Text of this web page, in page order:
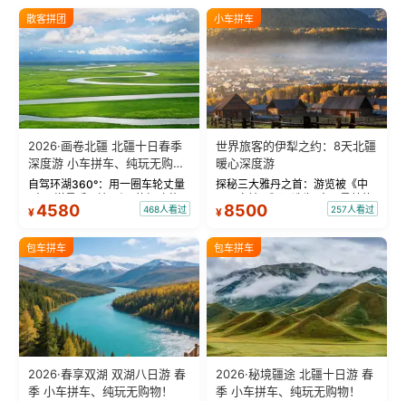
散客拼团
2026·画卷北疆 北疆十日春季
深度游 小车拼车、纯玩无购
物！
自驾环湖360°：用一圈车轮丈量
“大西洋最后一滴眼泪”的极致蔚
蓝。 赛湖旅拍：甄选多款风格服
绝美瞬间。 赛湖坦克300跟车视
频：专业摄影师...
¥4580 468人看过
小车拼车
世界旅客的伊犁之约：8天北疆
暖心深度游
探秘三大雅丹之首：游览被《中
国国家地理》评选为“中国最美的
三大雅丹”第一名的克拉玛依魔鬼
瓦人最大村落——禾木村，欣赏
晨雾与小木...
¥ 8500 257人看过
包车拼车
2026·春享双湖 双湖八日游 春
季 小车拼车、纯玩无购物！
包车拼车
2026·秘境疆途 北疆十日游 春
季 小车拼车、纯玩无购物！